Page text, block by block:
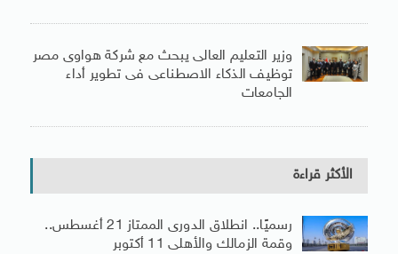
وزير التعليم العالى يبحث مع شركة هواوى مصر
توظيف الذكاء الاصطناعى فى تطوير أداء
الجامعات
الأكثر قراءة
رسميًا.. انطلاق الدورى الممتاز 21 أغسطس..
وقمة الزمالك والأهلى 11 أكتوبر